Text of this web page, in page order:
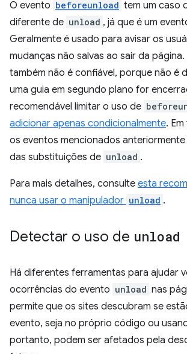
O evento beforeunload tem um caso
diferente de unload , já que é um
Geralmente é usado para avisar os
mudanças não salvas ao sair da página.
também não é confiável, porque não é
uma guia em segundo plano for
recomendável limitar o uso de
adicionar apenas condicionalmente.
os eventos mencionados anteriormente
das substituições de unload .
Para mais detalhes, consulte esta
nunca usar o manipulador unload .
Detectar o uso de unload
Há diferentes ferramentas para ajudar
ocorrências do evento unload nas
permite que os sites descubram se
evento, seja no próprio código ou
portanto, podem ser afetados pela